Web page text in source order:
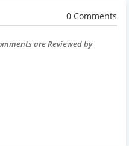
0 Comments
are Reviewed by